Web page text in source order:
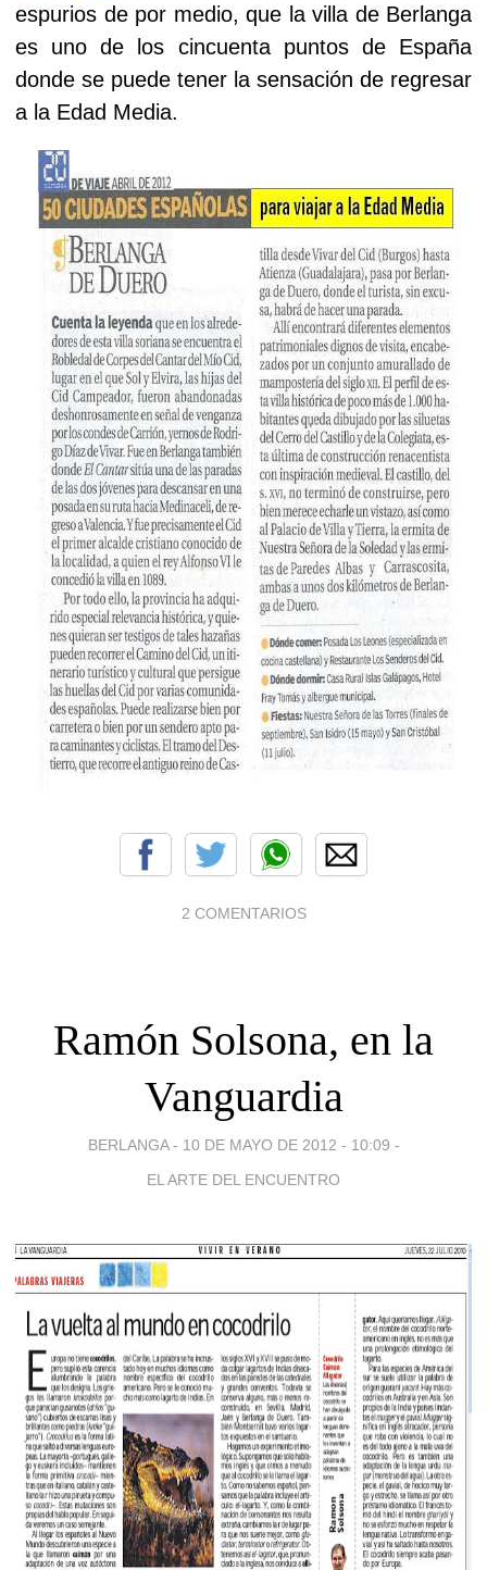
espurios de por medio, que la villa de Berlanga
es uno de los cincuenta puntos de España
donde se puede tener la sensación de regresar
a la Edad Media.
2 COMENTARIOS
Ramón Solsona, en la
Vanguardia
BERLANGA - 10 DE MAYO DE 2012 - 10:09 -
EL ARTE DEL ENCUENTRO